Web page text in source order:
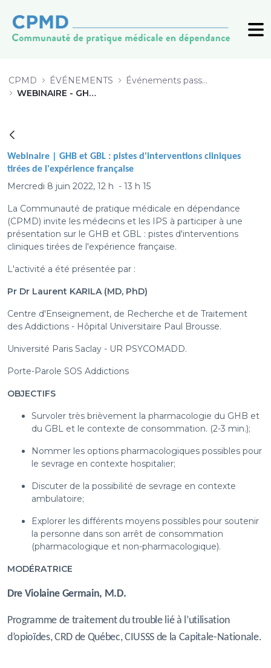
CPMD ÉVÉNEMENTS
Événements passés (archive)
WEBINAIRE - GHB et GBL : pistes d'interventions cliniques tirées de l'expérience française
Webinaire | GHB et GBL : pistes d'interventions cliniques
tirées de l'expérience française
Mercredi 8 juin 2022, 12 h - 13 h 15
La Communauté de pratique médicale en dépendance
(CPMD) invite les médecins et les IPS à participer à une
présentation sur le GHB et GBL : pistes d'interventions
cliniques tirées de l'expérience française.
L'activité a été présentée par :
Pr Dr Laurent KARILA (MD, PhD)
Centre d'Enseignement, de Recherche et de Traitement
des Addictions - Hôpital Universitaire Paul Brousse.
Université Paris Saclay - UR PSYCOMADD.
Porte-Parole SOS Addictions
OBJECTIFS
Survoler très brièvement la pharmacologie du GHB et
du GBL et le contexte de consommation. (2-3 min.);
Nommer les options pharmacologiques possibles pour
le sevrage en contexte hospitalier;
Discuter de la possibilité de sevrage en contexte
ambulatoire;
Explorer les différents moyens possibles pour soutenir
la personne dans son arrêt de consommation
(pharmacologique et non-pharmacologique).
MODÉRATRICE
Dre Violaine Germain, M.D.
Programme de traitement du trouble lié à l’utilisation
d’opioïdes, CRD de Québec, CIUSSS de la Capitale-Nationale.